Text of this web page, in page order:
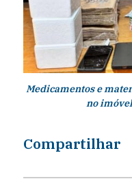
Medicamentos e
no
Compartilhar